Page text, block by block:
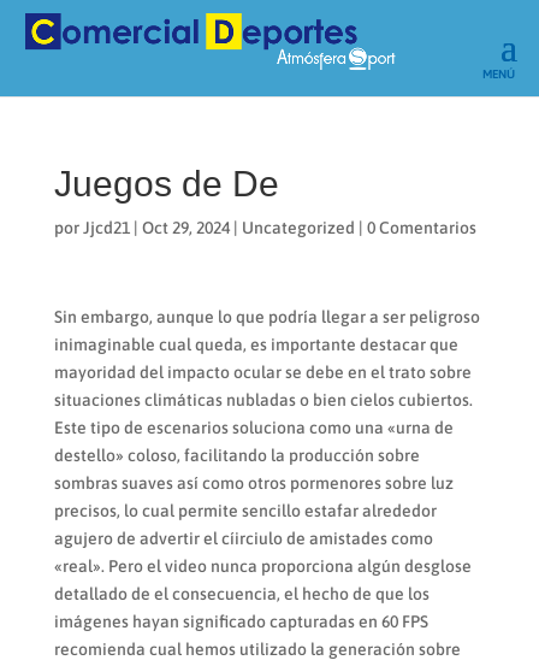
Juegos de De
porJjcd21| Oct 29, 2024| Uncategorized | 0 Comentarios
Sin embargo, aunque lo que podrí­a llegar a ser peligroso
inimaginable cual queda, es importante destacar que
mayoridad del impacto ocular se debe en el trato sobre
situaciones climáticas nubladas o bien cielos cubiertos.
Este tipo de escenarios soluciona como una «urna de
destello» coloso, facilitando la producción sobre
sombras suaves así­ como otros pormenores sobre luz
precisos, lo cual permite sencillo estafar alrededor
agujero de advertir el cí­irciulo de amistades como
«real». Pero el video nunca proporciona algún desglose
detallado de el consecuencia, el hecho de que los
imágenes hayan significado capturadas en 60 FPS
recomienda cual hemos utilizado la generación sobre